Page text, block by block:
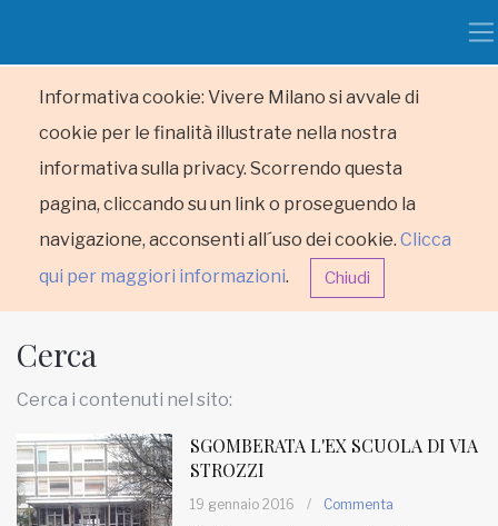
Informativa cookie: Vivere Milano si avvale di
cookie per le finalità illustrate nella nostra
informativa sulla privacy. Scorrendo questa
pagina, cliccando su un link o proseguendo la
navigazione, acconsenti all´uso dei cookie. Clicca
qui per maggiori informazioni. Chiudi
HOME
RUBRICHE
Cerca
Cerca i contenuti nel sito:
SGOMBERATA L'EX SCUOLA DI VIA
STROZZI
19 gennaio 2016 / Commenta